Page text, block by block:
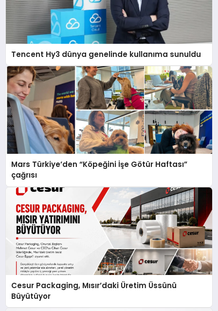
Tencent Hy3 dünya genelinde kullanıma sunuldu
Mars Türkiye’den “Köpeğini İşe Götür Haftası”
çağrısı
Cesur Packaging, Mısır’daki Üretim Üssünü
Büyütüyor